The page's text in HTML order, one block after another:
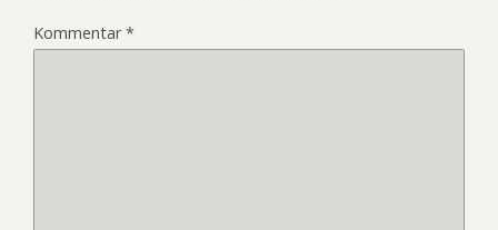
Kommentar*